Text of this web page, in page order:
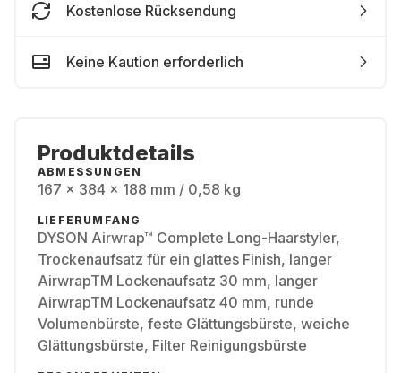
Kostenlose Rücksendung
Keine Kaution erforderlich
Produktdetails
ABMESSUNGEN
167 x 384 x 188 mm / 0,58 kg
LIEFERUMFANG
DYSON Airwrap™ Complete Long-Haarstyler,
Trockenaufsatz für ein glattes Finish, langer
AirwrapTM Lockenaufsatz 30 mm, langer
AirwrapTM Lockenaufsatz 40 mm, runde
Volumenbürste, feste Glättungsbürste, weiche
Glättungsbürste, Filter Reinigungsbürste